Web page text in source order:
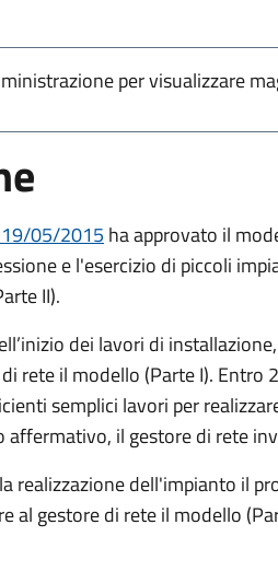
per visualizzare
05/2015 ha approvato il
e l'esercizio di piccoli
II).
dei lavori di
rete il modello (Parte I). Entro
semplici lavori per
affermativo, il gestore di rete
realizzazione dell'impianto il
al gestore di rete il modello